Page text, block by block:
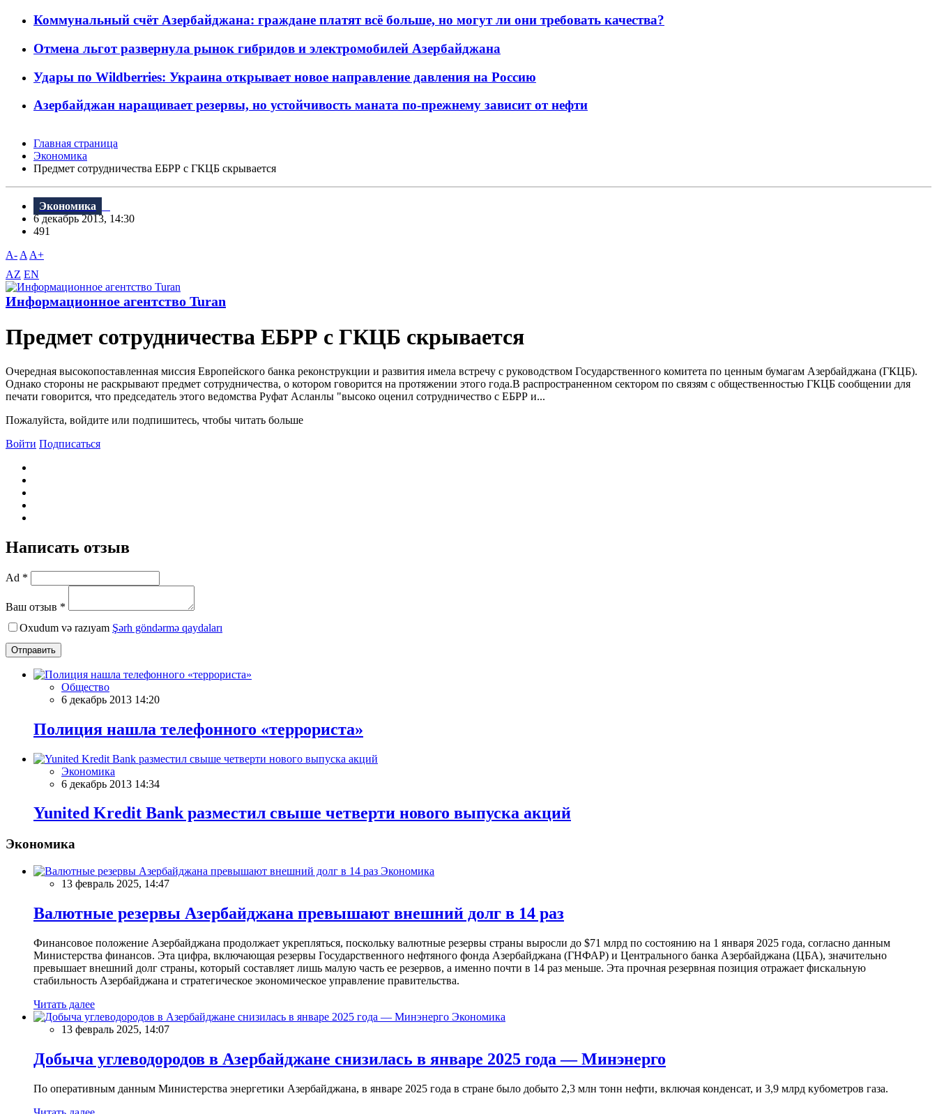
Коммунальный счёт Азербайджана: граждане платят всё больше, но могут ли они требовать качества?
Отмена льгот развернула рынок гибридов и электромобилей Азербайджана
Удары по Wildberries: Украина открывает новое направление давления на Россию
Азербайджан наращивает резервы, но устойчивость маната по-прежнему зависит от нефти
Главная страница
Экономика
Предмет сотрудничества ЕБРР с ГКЦБ скрывается
Экономика
6 декабрь 2013, 14:30
491
A- A A+
AZ EN
Информационное агентство Turan
Предмет сотрудничества ЕБРР с ГКЦБ скрывается
Очередная высокопоставленная миссия Европейского банка реконструкции и развития имела встречу с руководством Государственного комитета по ценным бумагам Азербайджана (ГКЦБ).
Однако стороны не раскрывают предмет сотрудничества, о котором говорится на протяжении этого года.В распространенном сектором по связям с общественностью ГКЦБ сообщении для
печати говорится, что председатель этого ведомства Руфат Асланлы "высоко оценил сотрудничество с ЕБРР и...
Пожалуйста, войдите или подпишитесь, чтобы читать больше
Войти Подписаться
Написать отзыв
Ad *
Ваш отзыв *
Oxudum və razıyam Şərh göndərmə qaydaları
Отправить
Общество
6 декабрь 2013 14:20
Полиция нашла телефонного «террориста»
Экономика
6 декабрь 2013 14:34
Yunited Kredit Bank разместил свыше четверти нового выпуска акций
Экономика
Экономика
13 февраль 2025, 14:47
Валютные резервы Азербайджана превышают внешний долг в 14 раз
Финансовое положение Азербайджана продолжает укрепляться, поскольку валютные резервы страны выросли до $71 млрд по состоянию на 1 января 2025 года, согласно данным
Министерства финансов. Эта цифра, включающая резервы Государственного нефтяного фонда Азербайджана (ГНФАР) и Центрального банка Азербайджана (ЦБА), значительно
превышает внешний долг страны, который составляет лишь малую часть ее резервов, а именно почти в 14 раз меньше. Эта прочная резервная позиция отражает фискальную
стабильность Азербайджана и стратегическое экономическое управление правительства.
Читать далее
Экономика
13 февраль 2025, 14:07
Добыча углеводородов в Азербайджане снизилась в январе 2025 года — Минэнерго
По оперативным данным Министерства энергетики Азербайджана, в январе 2025 года в стране было добыто 2,3 млн тонн нефти, включая конденсат, и 3,9 млрд кубометров газа.